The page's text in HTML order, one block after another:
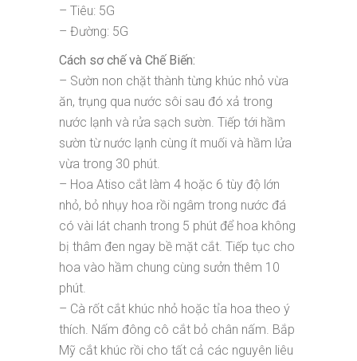
– Tiêu: 5G
– Đường: 5G
Cách sơ chế và Chế Biến:
– Sườn non chặt thành từng khúc nhỏ vừa
ăn, trụng qua nước sôi sau đó xả trong
nước lạnh và rửa sạch sườn. Tiếp tới hầm
sườn từ nước lạnh cùng ít muối và hầm lửa
vừa trong 30 phút.
– Hoa Atiso cắt làm 4 hoặc 6 tùy độ lớn
nhỏ, bỏ nhụy hoa rồi ngâm trong nước đá
có vài lát chanh trong 5 phút để hoa không
bị thâm đen ngay bề mặt cắt. Tiếp tục cho
hoa vào hầm chung cùng sưởn thêm 10
phút.
– Cà rốt cắt khúc nhỏ hoặc tỉa hoa theo ý
thích. Nấm đông cô cắt bỏ chân nấm. Bắp
Mỹ cắt khúc rồi cho tất cả các nguyên liêu